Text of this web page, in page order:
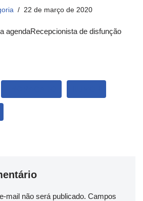
22 de março de 2020
agendaRecepcionista de disfunção
mail não será publicado. Campos